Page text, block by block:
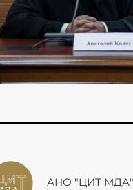
АНО "ЦИТ МДА"